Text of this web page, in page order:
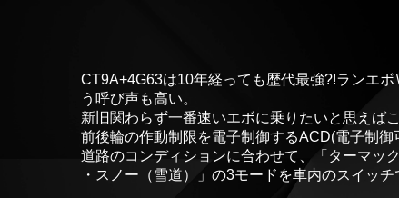
CT9A+4G63は10年経っても歴代最強?!ランエ
う呼び声も高い。
新旧関わらず一番速いエボに乗りたいと思えば
前後輪の作動制限を電子制御するACD(電子制御
道路のコンディションに合わせて、「ターマッ
・スノー（雪道）」の3モードを車内のスイッ